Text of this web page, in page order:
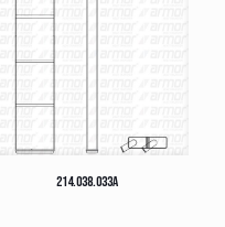
214.038.033A